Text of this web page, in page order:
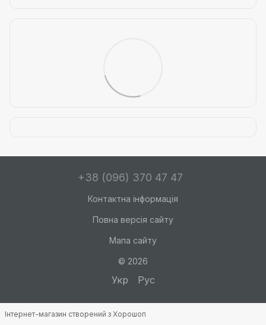
+38 (096) 370 47 47
Контактна інформація
Повна версія сайту
Мапа сайту
© 2026
Укр Рус
Інтернет-магазин створений з Хорошоп